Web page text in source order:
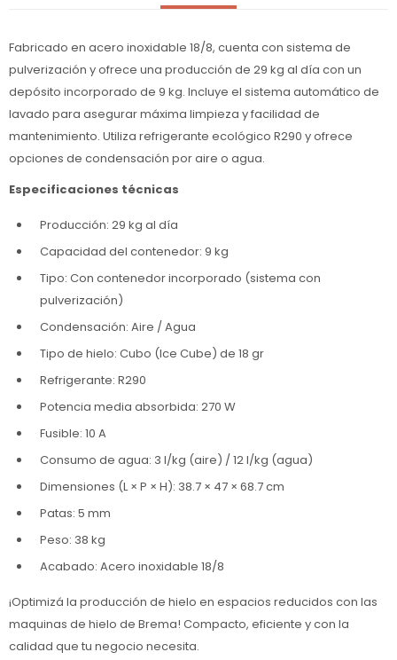
Fabricado en acero inoxidable 18/8, cuenta con sistema de
pulverización y ofrece una producción de 29 kg al día con un
depósito incorporado de 9 kg. Incluye el sistema automático de
lavado para asegurar máxima limpieza y facilidad de
mantenimiento. Utiliza refrigerante ecológico R290 y ofrece
opciones de condensación por aire o agua.
Especificaciones técnicas
Producción: 29 kg al día
Capacidad del contenedor: 9 kg
Tipo: Con contenedor incorporado (sistema con
pulverización)
Condensación: Aire / Agua
Tipo de hielo: Cubo (Ice Cube) de 18 gr
Refrigerante: R290
Potencia media absorbida: 270 W
Fusible: 10 A
Consumo de agua: 3 l/kg (aire) / 12 l/kg (agua)
Dimensiones (L × P × H): 38.7 × 47 × 68.7 cm
Patas: 5 mm
Peso: 38 kg
Acabado: Acero inoxidable 18/8
¡Optimizá la producción de hielo en espacios reducidos con las
maquinas de hielo de Brema! Compacto, eficiente y con la
calidad que tu negocio necesita.